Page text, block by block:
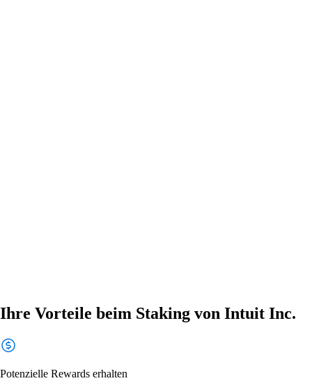
Ihre Vorteile beim Staking von Intuit Inc.
Potenzielle Rewards erhalten